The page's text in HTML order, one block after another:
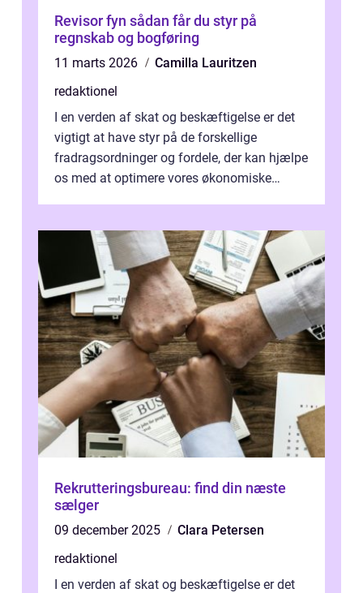
Revisor fyn sådan får du styr på
regnskab og bogføring
11 marts 2026
Camilla Lauritzen
redaktionel
I en verden af skat og beskæftigelse er det
vigtigt at have styr på de forskellige
fradragsordninger og fordele, der kan hjælpe
os med at optimere vores økonomiske
Rekrutteringsbureau: find din næste
sælger
09 december 2025
Clara Petersen
redaktionel
I en verden af skat og beskæftigelse er det